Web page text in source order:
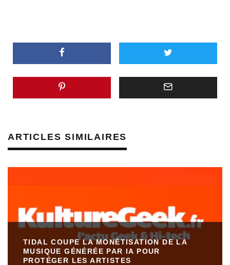
ARTICLES SIMILAIRES
TIDAL COUPE LA MONÉTISATION DE LA
MUSIQUE GÉNÉRÉE PAR IA POUR
PROTÉGER LES ARTISTES